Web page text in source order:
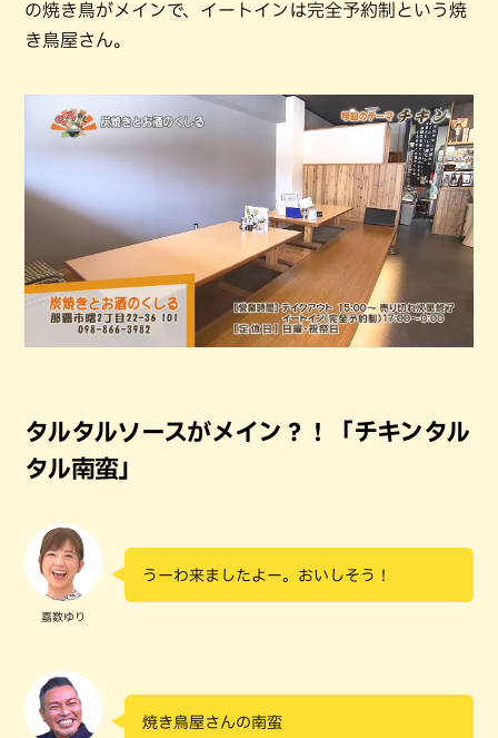
の焼き鳥がメインで、イートインは完全予約制という焼
き鳥屋さん。
タルタルソースがメイン？！「チキンタル
タル南蛮」
嘉数ゆり
うーわ来ましたよー。おいしそう！
焼き鳥屋さんの南蛮